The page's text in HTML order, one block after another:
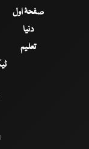
صفحۂ اول
دنیا
تعلیم